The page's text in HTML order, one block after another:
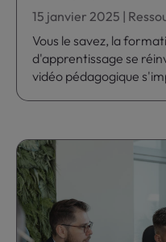
15 janvier 2025 |
Vous le savez, la
d'apprentissage se
vidéo pédagogique